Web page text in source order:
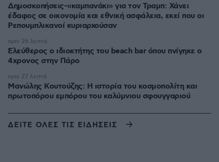
Δημοσκοπήσεις-«καμπανάκι» για τον Τραμπ: Χάνει
έδαφος σε οικονομία και εθνική ασφάλεια, εκεί που οι
Ρεπουμπλικανοί κυριαρχούσαν
Ελεύθερος ο ιδιοκτήτης του beach bar όπου πνίγηκε ο
4χρονος στην Πάρο
πριν 26 λεπτά
Μανώλης Κουτούζης: Η ιστορία του κοσμοπολίτη και
πρωτοπόρου εμπόρου του καλύμνιου σφουγγαριού
πριν 27 λεπτά
ΔΕΙΤΕ ΟΛΕΣ ΤΙΣ ΕΙΔΗΣΕΙΣ